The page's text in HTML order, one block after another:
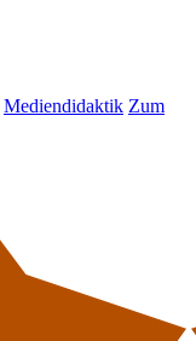
Mediendidaktik Zum